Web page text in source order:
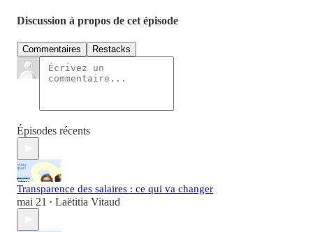
Discussion à propos de cet épisode
Commentaires Restacks
Épisodes récents
Transparence des salaires : ce qui va changer
mai 21 • Laëtitia Vitaud